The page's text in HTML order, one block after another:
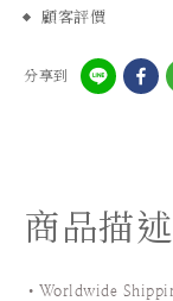
顧客評價
分享到
商品描述
•Worldwide